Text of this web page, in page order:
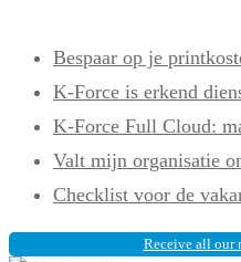
Bespaar op je
K-Force is erkend
K-Force Full Cloud:
Valt mijn organisatie
Checklist voor de
Receive all our